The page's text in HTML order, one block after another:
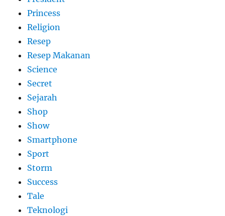
Princess
Religion
Resep
Resep Makanan
Science
Secret
Sejarah
Shop
Show
Smartphone
Sport
Storm
Success
Tale
Teknologi